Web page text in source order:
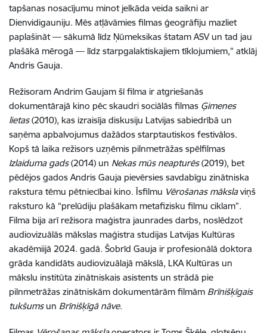
tapšanas nosacījumu minot jelkāda veida saikni ar
Dienvidigauniju. Mēs atļāvāmies filmas ģeogrāfiju mazliet
paplašināt — sākumā līdz Ņūmeksikas štatam ASV un tad jau
plašākā mērogā — līdz starpgalaktiskajiem tīklojumiem,” atklāj
Andris Gauja.
Režisoram Andrim Gaujam šī filma ir atgriešanās
dokumentārajā kino pēc skaudri sociālās filmas Ģimenes
lietas(2010), kas izraisīja diskusiju Latvijas sabiedrībā un
saņēma apbalvojumus dažādos starptautiskos festivālos.
Kopš tā laika režisors uzņēmis pilnmetrāžas spēlfilmas
Izlaiduma gads(2014) un Nekas mūs neapturēs(2019), bet
pēdējos gados Andris Gauja pievērsies savdabīgu zinātniska
rakstura tēmu pētniecībai kino. Īsfilmu Vērošanas mākslaviņš
raksturo kā “prelūdiju plašākam metafizisku filmu ciklam”.
Filma bija arī režisora maģistra jaunrades darbs, noslēdzot
audiovizuālās mākslas maģistra studijas Latvijas Kultūras
akadēmiijā 2024. gadā. Šobrīd Gauja ir profesionālā doktora
grāda kandidāts audiovizuālajā mākslā, LKA Kultūras un
mākslu institūta zinātniskais asistents un strādā pie
pilnmetrāžas zinātniskām dokumentārām filmām Brīnišķīgais
tukšumsun Brīnišķīgā nāve.